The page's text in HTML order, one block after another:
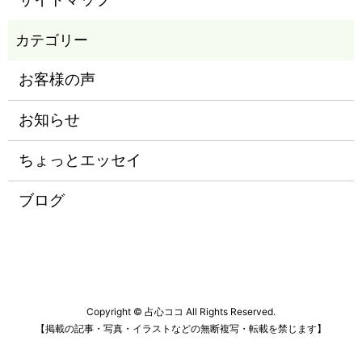
お客様の声
お知らせ
ちょっとエッセイ
ブログ
Copyright © 占心ココ All Rights Reserved.
【掲載の記事・写真・イラストなどの無断複写・転載を禁じます】